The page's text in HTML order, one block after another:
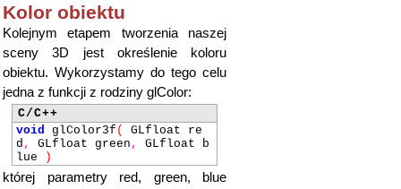
Kolor obiektu
Kolejnym etapem tworzenia naszej
sceny 3D jest określenie koloru
obiektu. Wykorzystamy do tego celu
jedna z funkcji z rodziny glColor:
C/C++
void glColor3f (
GLfloat re
d , GLfloat green ,
GLfloat b
lue
)
której parametry red, green, blue